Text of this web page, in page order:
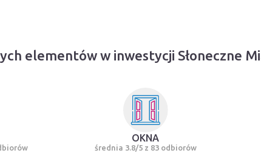
elementów w inwestycji Słoneczne
OKNA
średnia 3.8/5 z 83 odbiorów